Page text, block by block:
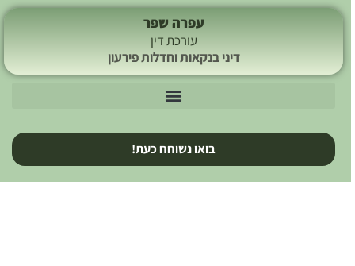
עפרה שפר
עורכת דין
דיני בנקאות וחדלות פירעון
בואו נשוחח כעת!